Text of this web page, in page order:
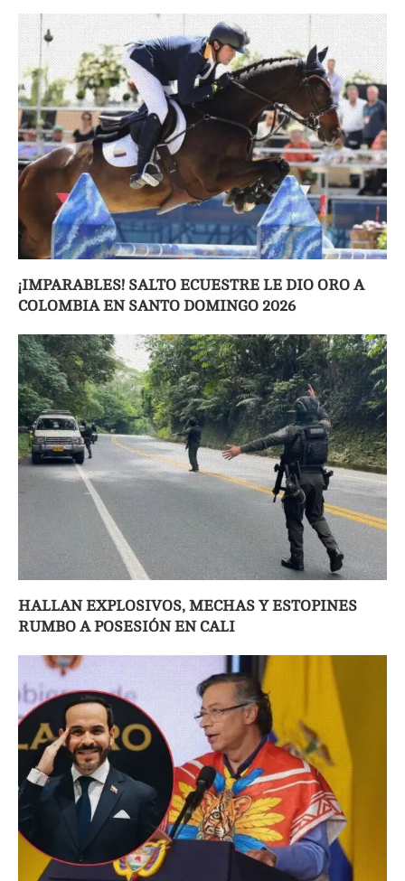
¡IMPARABLES! SALTO ECUESTRE LE DIO ORO A
COLOMBIA EN SANTO DOMINGO 2026
HALLAN EXPLOSIVOS, MECHAS Y ESTOPINES
RUMBO A POSESIÓN EN CALI